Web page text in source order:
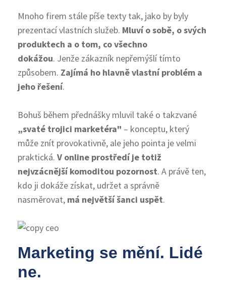
Mnoho firem stále píše texty tak, jako by byly
prezentací vlastních služeb. Mluví o sobě, o svých
produktech a o tom, co všechno
dokážou. Jenže zákazník nepřemýšlí tímto
způsobem. Zajímá ho hlavně vlastní problém a
jeho řešení.
Bohuš během přednášky mluvil také o takzvané
„svaté trojici marketéra" – konceptu, který
může znít provokativně, ale jeho pointa je velmi
praktická. V online prostředí je totiž
nejvzácnější komoditou pozornost. A právě ten,
kdo ji dokáže získat, udržet a správně
nasměrovat, má největší šanci uspět.
Marketing se mění. Lidé
ne.